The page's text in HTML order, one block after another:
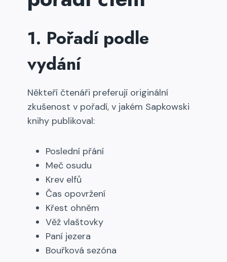
1. Pořadí podle
vydání
Někteří čtenáři preferují originální
zkušenost v pořadí, v jakém Sapkowski
knihy publikoval:
Poslední přání
Meč osudu
Krev elfů
Čas opovržení
Křest ohněm
Věž vlaštovky
Paní jezera
Bouřková sezóna